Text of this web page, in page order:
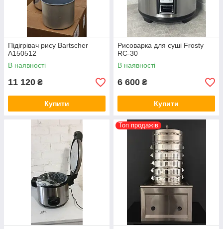
Підігрівач рису Bartscher
A150512
В наявності
11 120 ₴
Купити
Рисоварка для суші Frosty
RC-30
В наявності
6 600 ₴
Купити
Топ продажів